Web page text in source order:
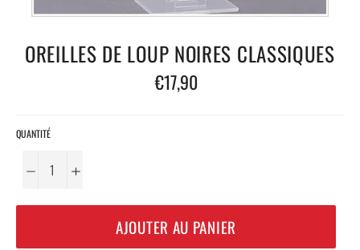
OREILLES DE LOUP NOIRES CLASSIQUES
Prix
régulier
€17,90
QUANTITÉ
− +
AJOUTER AU PANIER